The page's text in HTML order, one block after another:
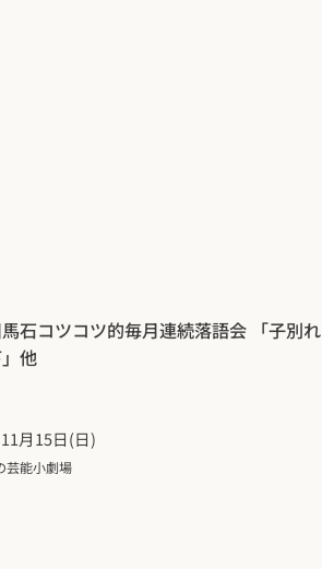
石コツコツ的毎月連続落語会 「子別れ
他
月15日(日)
芸能小劇場